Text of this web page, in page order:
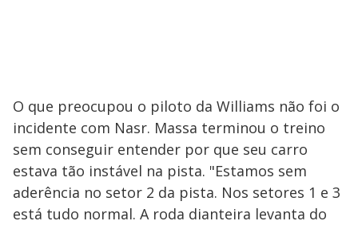
O que preocupou o piloto da Williams não foi o
incidente com Nasr. Massa terminou o treino
sem conseguir entender por que seu carro
estava tão instável na pista. "Estamos sem
aderência no setor 2 da pista. Nos setores 1 e 3
está tudo normal. A roda dianteira levanta do